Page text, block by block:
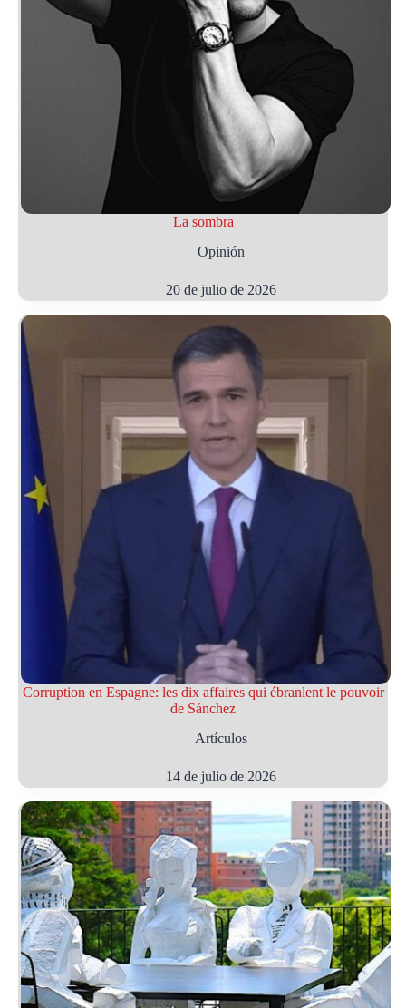
La sombra
Opinión
20 de julio de 2026
Corruption en Espagne: les dix affaires qui ébranlent le pouvoir
de Sánchez
Artículos
14 de julio de 2026